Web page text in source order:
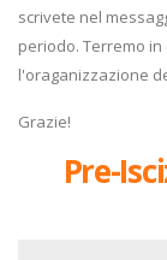
scrivete nel
periodo. Terremo
l'oraganizzazione
Grazie!
Pre-